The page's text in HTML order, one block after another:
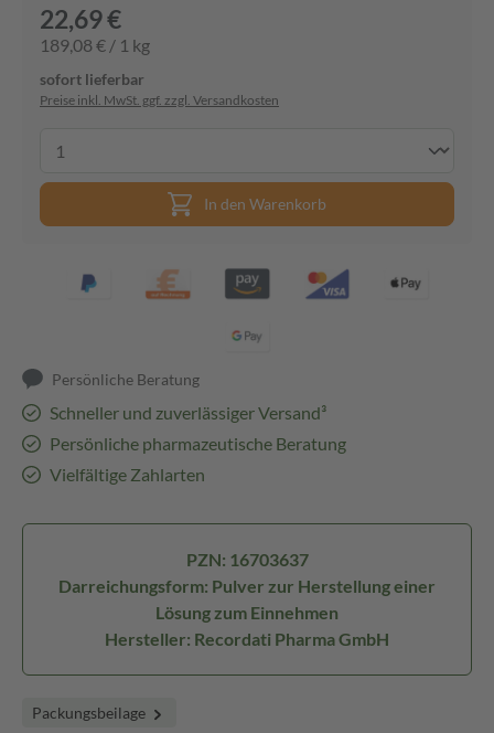
22,69 €
189,08 € / 1 kg
sofort lieferbar
Preise inkl. MwSt. ggf. zzgl. Versandkosten
In den Warenkorb
Persönliche Beratung
Schneller und zuverlässiger Versand³
Persönliche pharmazeutische Beratung
Vielfältige Zahlarten
PZN: 16703637
Darreichungsform: Pulver zur Herstellung einer
Lösung zum Einnehmen
Hersteller: Recordati Pharma GmbH
Packungsbeilage